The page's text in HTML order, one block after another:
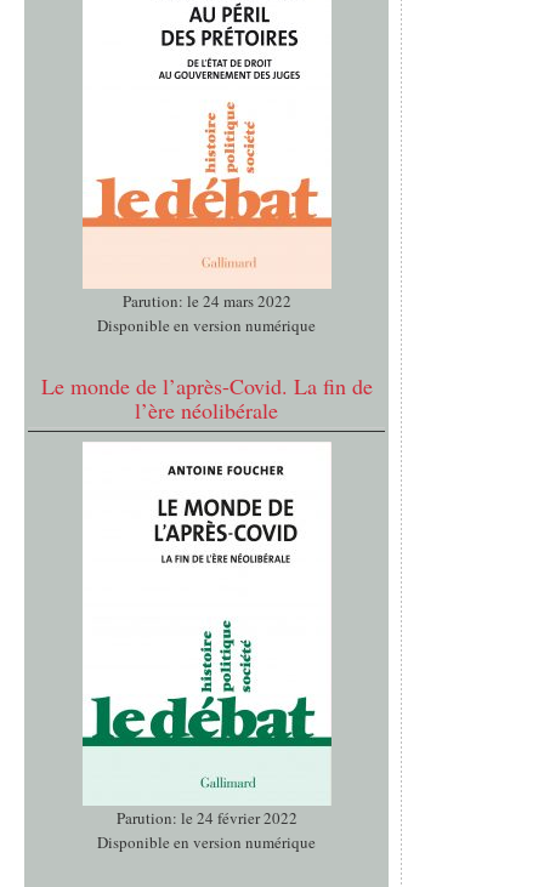
Parution: le 24 mars 2022
Disponible en version numérique
Le monde de l’après-Covid. La fin de
l’ère néolibérale
Parution: le 24 février 2022
Disponible en version numérique